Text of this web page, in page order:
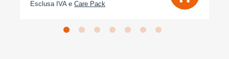
Esclusa IVA e Care Pack